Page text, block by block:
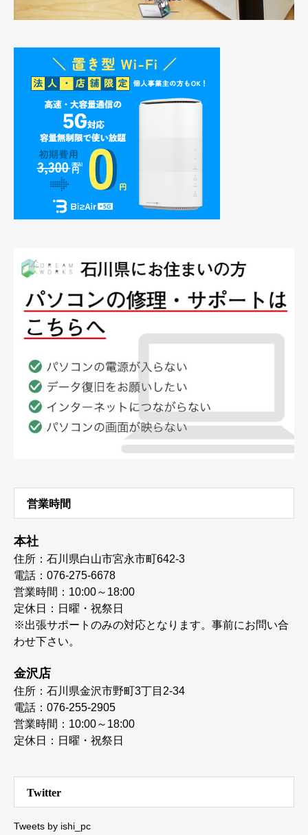
営業時間
本社
住所：石川県白山市宮永市町642-3
電話：076-275-6678
営業時間：10:00～18:00
定休日：日曜・祝祭日
※出張サポートのみの対応となります。事前にお問い合
わせ下さい。
金沢店
住所：石川県金沢市野町3丁目2-34
電話：076-255-2905
営業時間：10:00～18:00
定休日：日曜・祝祭日
Twitter
Tweets by ishi_pc